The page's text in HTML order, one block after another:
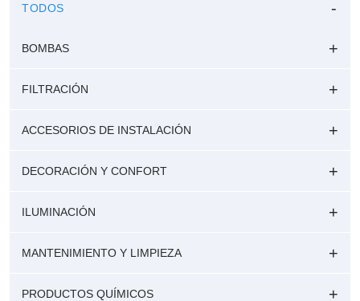
TODOS
BOMBAS
FILTRACIÓN
ACCESORIOS DE INSTALACIÓN
DECORACIÓN Y CONFORT
ILUMINACIÓN
MANTENIMIENTO Y LIMPIEZA
PRODUCTOS QUÍMICOS